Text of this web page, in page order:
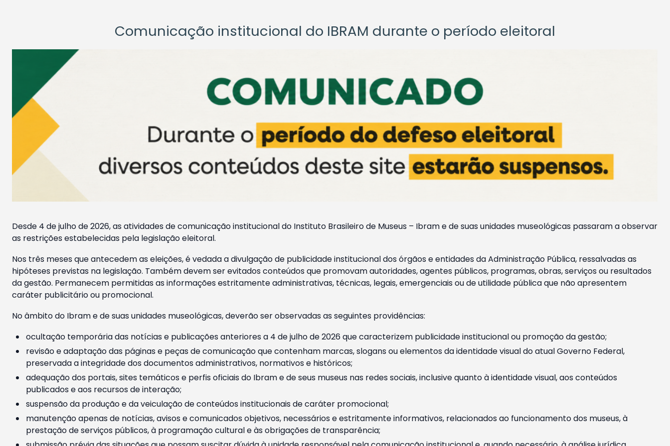
Comunicação institucional do IBRAM durante o período eleitoral
Desde 4 de julho de 2026, as atividades de comunicação institucional do Instituto Brasileiro de Museus – Ibram e de suas unidades museológicas passaram a observar
as restrições estabelecidas pela legislação eleitoral.
Nos três meses que antecedem as eleições, é vedada a divulgação de publicidade institucional dos órgãos e entidades da Administração Pública, ressalvadas as
hipóteses previstas na legislação. Também devem ser evitados conteúdos que promovam autoridades, agentes públicos, programas, obras, serviços ou resultados
da gestão. Permanecem permitidas as informações estritamente administrativas, técnicas, legais, emergenciais ou de utilidade pública que não apresentem
caráter publicitário ou promocional.
No âmbito do Ibram e de suas unidades museológicas, deverão ser observadas as seguintes providências:
ocultação temporária das notícias e publicações anteriores a 4 de julho de 2026 que caracterizem publicidade institucional ou promoção da gestão;
revisão e adaptação das páginas e peças de comunicação que contenham marcas, slogans ou elementos da identidade visual do atual Governo Federal,
preservada a integridade dos documentos administrativos, normativos e históricos;
adequação dos portais, sites temáticos e perfis oficiais do Ibram e de seus museus nas redes sociais, inclusive quanto à identidade visual, aos conteúdos
publicados e aos recursos de interação;
suspensão da produção e da veiculação de conteúdos institucionais de caráter promocional;
manutenção apenas de notícias, avisos e comunicados objetivos, necessários e estritamente informativos, relacionados ao funcionamento dos museus, à
prestação de serviços públicos, à programação cultural e às obrigações de transparência;